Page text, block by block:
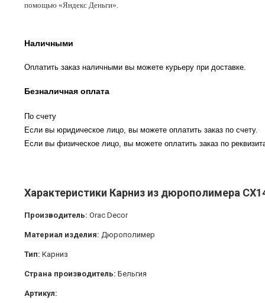
помощью «Яндекс Деньги».
Наличными
Оплатить заказ наличными вы можете курьеру при доставке.
Безналичная оплата
По счету
Если вы юридическое лицо, вы можете оплатить заказ по счету.
Если вы физическое лицо, вы можете оплатить заказ по
Характеристики Карниз из дюрополимера
Производитель: Orac Decor
Материал изделия: Дюрополимер
Тип: Карниз
Страна производитель: Бельгия
Артикул: